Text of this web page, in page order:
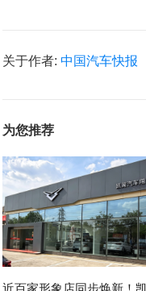
关于作者: 中国汽车快报
为您推荐
近百家形象店同步焕新！